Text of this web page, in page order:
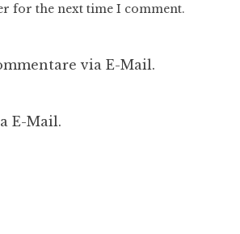
for the next time I comment.
via E-Mail.
E-Mail.